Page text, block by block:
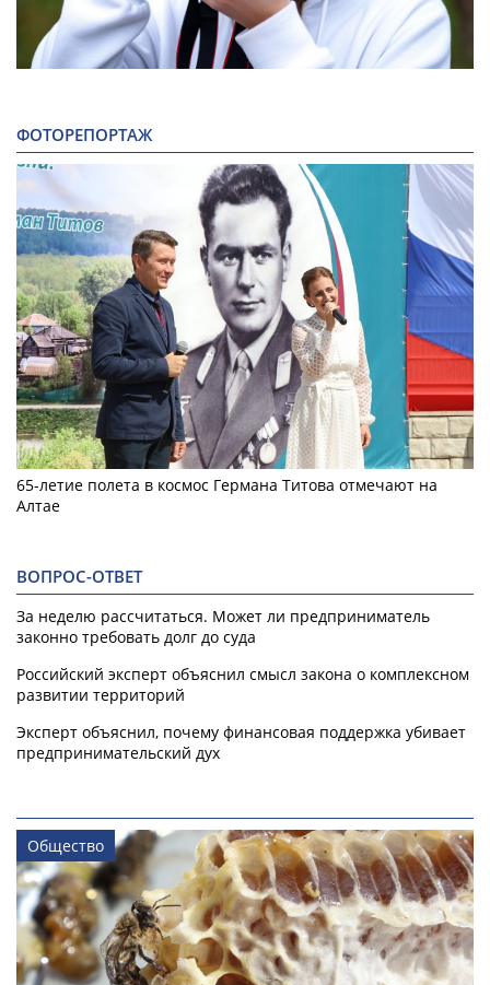
ФОТОРЕПОРТАЖ
65-летие полета в космос Германа Титова отмечают на
Алтае
ВОПРОС-ОТВЕТ
За неделю рассчитаться. Может ли предприниматель
законно требовать долг до суда
Российский эксперт объяснил смысл закона о комплексном
развитии территорий
Эксперт объяснил, почему финансовая поддержка убивает
предпринимательский дух
Общество